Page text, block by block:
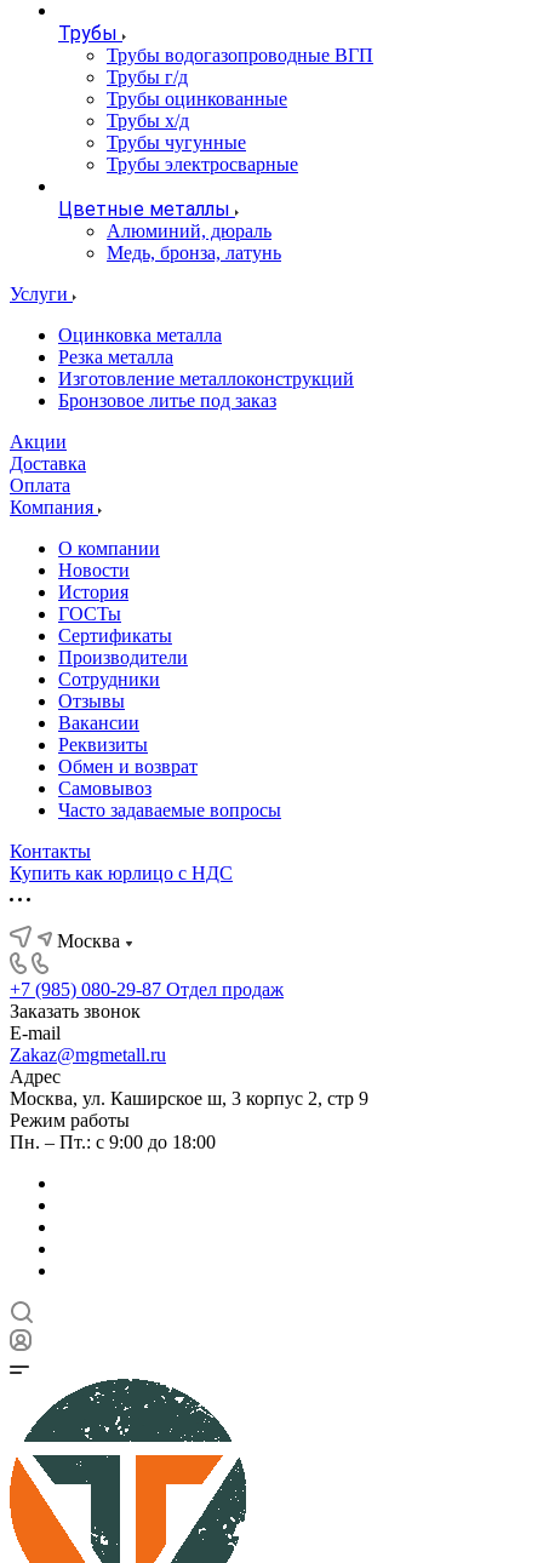
Трубы
Трубы водогазопроводные ВГП
Трубы г/д
Трубы оцинкованные
Трубы х/д
Трубы чугунные
Трубы электросварные
Цветные металлы
Алюминий, дюраль
Медь, бронза, латунь
Услуги
Оцинковка металла
Резка металла
Изготовление металлоконструкций
Бронзовое литье под заказ
Акции
Доставка
Оплата
Компания
О компании
Новости
История
ГОСТы
Сертификаты
Производители
Сотрудники
Отзывы
Вакансии
Реквизиты
Обмен и возврат
Самовывоз
Часто задаваемые вопросы
Контакты
Купить как юрлицо с НДС
Москва
+7 (985) 080-29-87 Отдел продаж
Заказать звонок
E-mail
Zakaz@mgmetall.ru
Адрес
Москва, ул. Каширское ш, 3 корпус 2, стр 9
Режим работы
Пн. – Пт.: с 9:00 до 18:00